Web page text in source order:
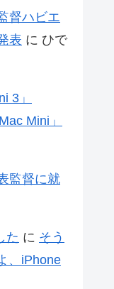
督ハビエ
表 に ひで
3」
Mini」
監督に就
た に そう
、iPhone